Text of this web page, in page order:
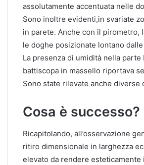
assolutamente accentuata nelle
Sono inoltre evidenti,in svariate
in parete. Anche con il pirometro,
le doghe posizionate lontano
La presenza di umidità nella
battiscopa in massello riportava
Sono state rilevate anche
Cosa è successo?
Ricapitolando, all’osservazione
ritiro dimensionale in larghezza
elevato da rendere